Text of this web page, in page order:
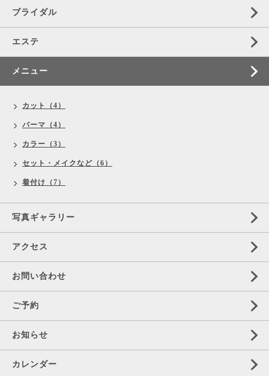
ブライダル
エステ
メニュー
カット（4）
パーマ（4）
カラー（3）
セット・メイクなど（6）
着付け（7）
写真ギャラリー
アクセス
お問い合わせ
ご予約
お知らせ
カレンダー